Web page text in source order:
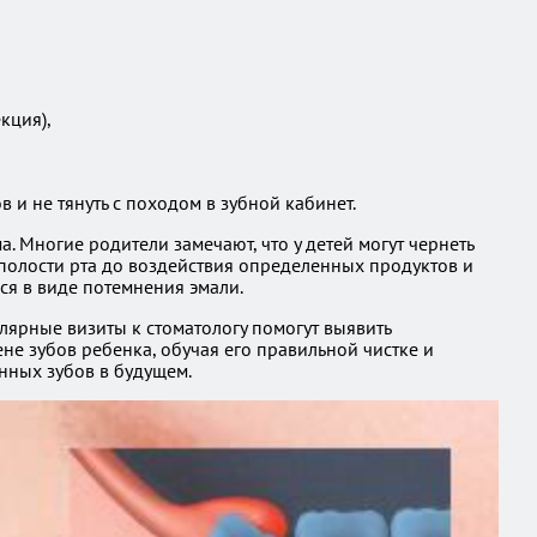
не тянуть с походом в зубной кабинет.
родители замечают, что у детей могут чернеть
рта до воздействия определенных продуктов и
в виде потемнения эмали.
визиты к стоматологу помогут выявить
зубов ребенка, обучая его правильной чистке и
зубов в будущем.